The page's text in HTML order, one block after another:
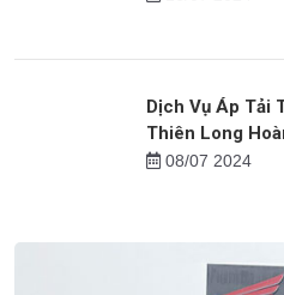
Dịch Vụ Bảo Vệ
16/07 2024
Dịch Vụ Áp Tải